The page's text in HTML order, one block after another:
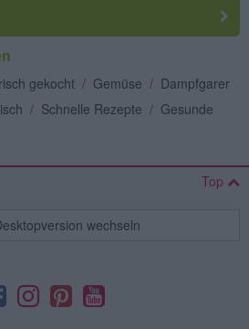
gekocht / Gemüse / Dampfgarer
/ Schnelle Rezepte / Gesunde
Top
wechseln